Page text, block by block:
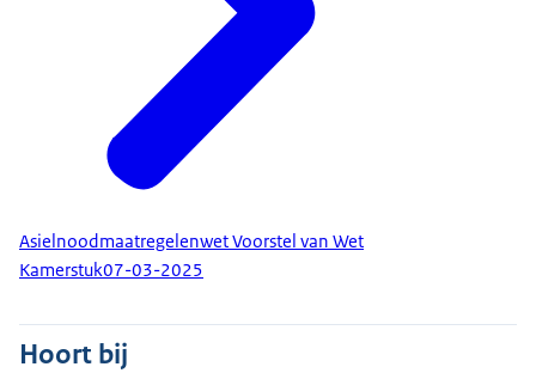
Asielnoodmaatregelenwet Voorstel van Wet
Kamerstuk07-03-2025
Hoort bij